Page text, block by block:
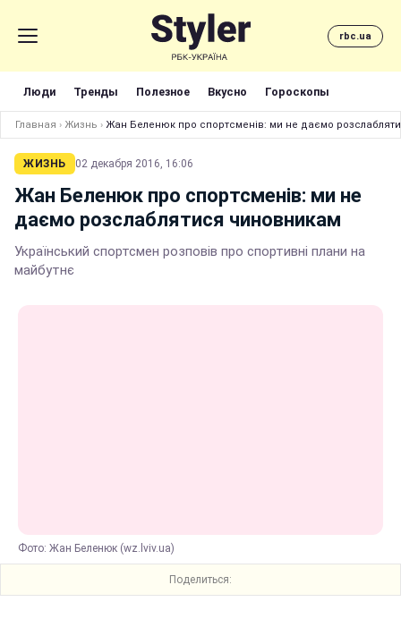
rbc.ua
Люди Тренды Полезное Вкусно Гороскопы
Главная › Жизнь › Жан Беленюк про спортсменів: ми не даємо
ЖИЗНЬ 02 декабря 2016, 16:06
Жан Беленюк про спортсменів: ми не
даємо розслаблятися чиновникам
Український спортсмен розповів про спортивні плани на
майбутнє
Фото: Жан Беленюк (wz.lviv.ua)
Поделиться: